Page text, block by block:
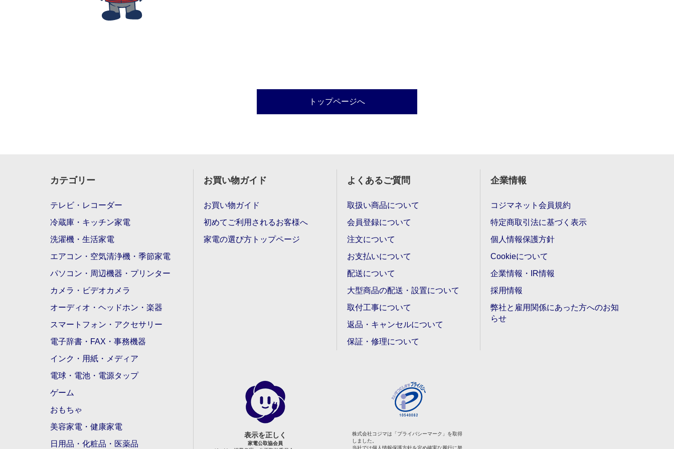
トップページへ
カテゴリー
テレビ・レコーダー
冷蔵庫・キッチン家電
洗濯機・生活家電
エアコン・空気清浄機・季節家電
パソコン・周辺機器・プリンター
カメラ・ビデオカメラ
オーディオ・ヘッドホン・楽器
スマートフォン・アクセサリー
電子辞書・FAX・事務機器
インク・用紙・メディア
電球・電池・電源タップ
ゲーム
おもちゃ
美容家電・健康家電
日用品・化粧品・医薬品
お買い物ガイド
お買い物ガイド
初めてご利用されるお客様へ
家電の選び方トップページ
よくあるご質問
取扱い商品について
会員登録について
注文について
お支払いについて
配送について
大型商品の配送・設置について
取付工事について
返品・キャンセルについて
保証・修理について
企業情報
コジマネット会員規約
特定商取引法に基づく表示
個人情報保護方針
Cookieについて
企業情報・IR情報
採用情報
弊社と雇用関係にあった方へのお知
らせ
表示を正しく
家電公取協会員
株式会社コジマは「プライバシーマーク」を取得
しました。
当社では個人情報保護方針を定め確実な履行に努